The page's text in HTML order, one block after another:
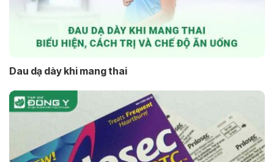
Dau dạ dày khi mang thai